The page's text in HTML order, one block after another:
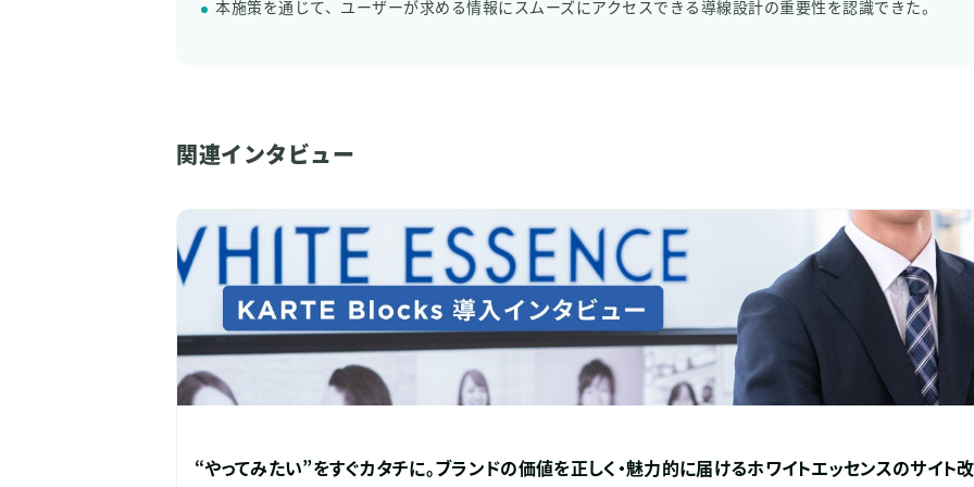
本施策を通じて、ユーザーが求める情報にスムーズにアクセスできる導線設計の重要性を認識できた。
関連インタビュー
“やってみたい”をすぐカタチに。ブランドの価値を正しく・魅力的に届けるホワイトエッセンスのサイト